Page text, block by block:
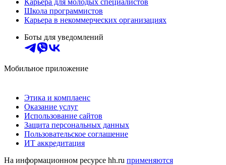
Школа программистов
Карьера в некоммерческих организациях
Боты для уведомлений
Мобильное приложение
Этика и комплаенс
Оказание услуг
Использование сайтов
Защита персональных данных
Пользовательское соглашение
ИТ аккредитация
На информационном ресурсе hh.ru применяются